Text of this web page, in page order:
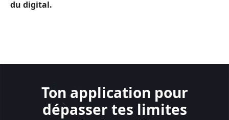
du digital.
Ton application pour
dépasser tes limites